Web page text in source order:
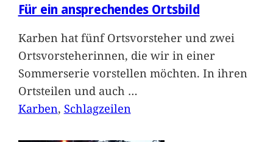
Für ein ansprechendes Ortsbild
Karben hat fünf Ortsvorsteher und zwei
Ortsvorsteherinnen, die wir in einer
Sommerserie vorstellen möchten. In ihren
Ortsteilen und auch …
Karben, Schlagzeilen